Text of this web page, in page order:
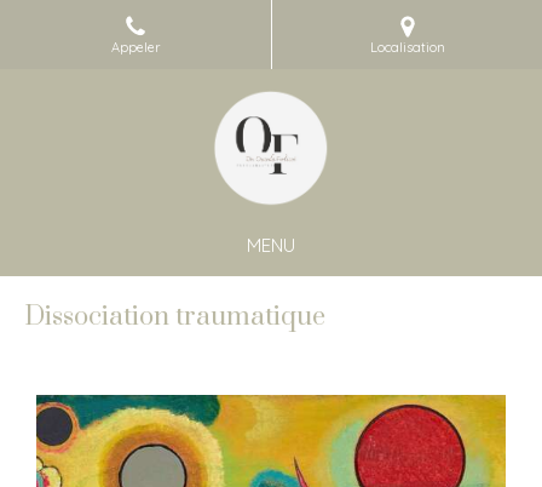
Appeler Localisation
MENU
Dissociation traumatique